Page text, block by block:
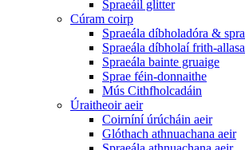
Spraeáil glitter
Cúram coirp
Spraeála díbholadóra &
Spraeála díbholaí frith-
Spraeála bainte gruaige
Sprae féin-donnaithe
Mús Cithfholcadáin
Úraitheoir aeir
Coirníní úrúcháin aeir
Glóthach athnuachana aeir